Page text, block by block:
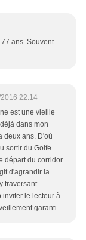
ans. Souvent
22:14
est une vieille
dans mon
deux ans. D'où
sortir du Golfe
départ du corridor
d'agrandir la
traversant
inviter le lecteur à
garanti.